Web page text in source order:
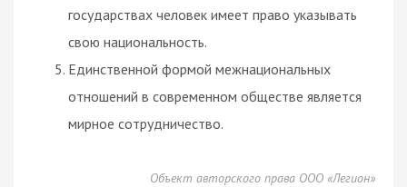
государствах человек имеет право указывать
свою национальность.
Единственной формой межнациональных
отношений в современном обществе является
мирное сотрудничество.
Объект авторского права ООО «Легион»